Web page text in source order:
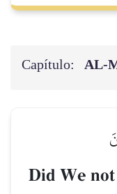
Capítulo:
Did We